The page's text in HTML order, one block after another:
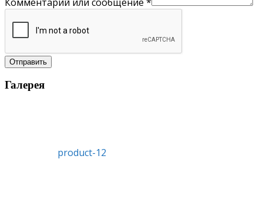
Отправить
Галерея
product-12